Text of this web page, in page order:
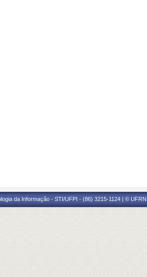
da Informação - STI/UFPI - (86) 3215-1124 | ©